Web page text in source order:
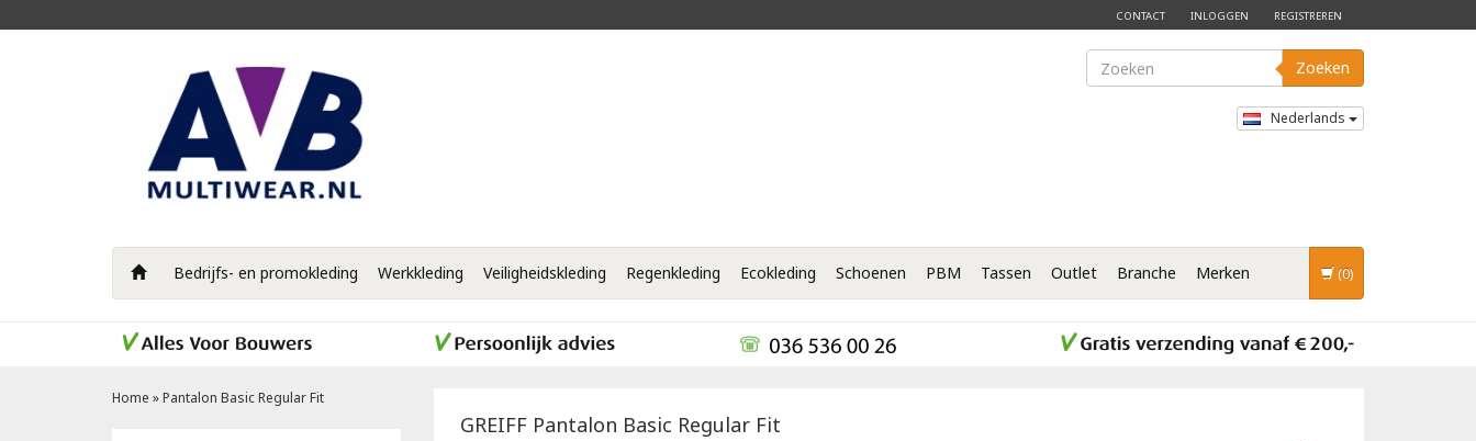
CONTACT INLOGGEN REGISTREREN
Zoeken
Nederlands
Bedrijfs- en promokleding Werkkleding Veiligheidskleding Regenkleding Ecokleding Schoenen PBM Tassen Outlet Branche Merken (0)
Home »Pantalon Basic Regular Fit
GREIFF Pantalon Basic Regular Fit